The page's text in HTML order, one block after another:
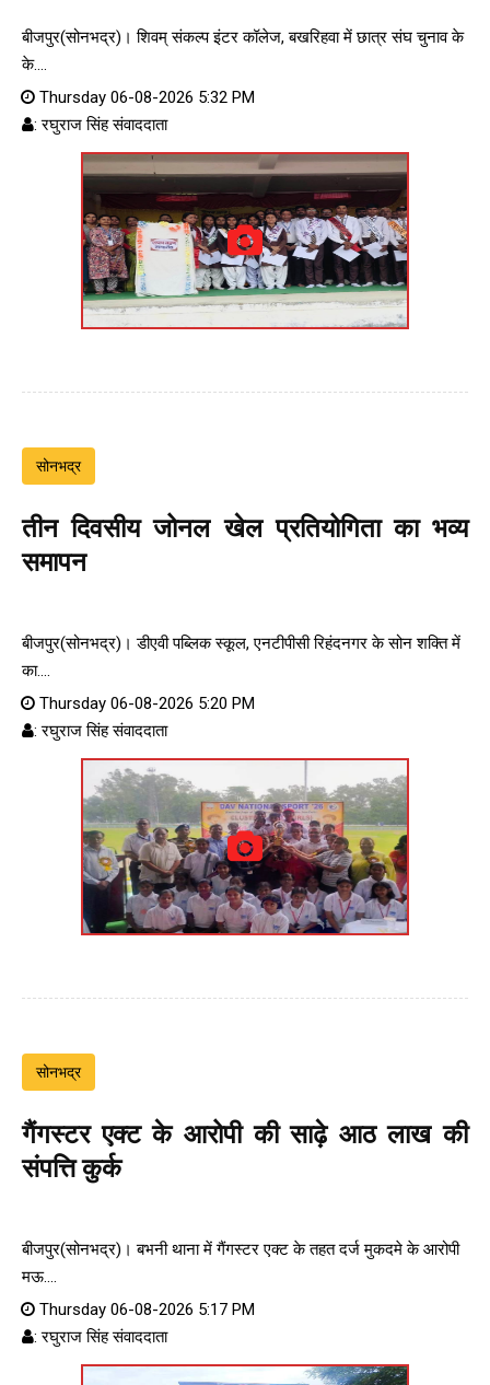
बीजपुर(सोनभद्र)। शिवम् संकल्प इंटर कॉलेज, बखरिहवा में छात्र संघ चुनाव के
के....
Thursday 06-08-2026 5:32 PM
: रघुराज सिंह संवाददाता
सोनभद्र
तीन दिवसीय जोनल खेल प्रतियोगिता का भव्य
समापन
बीजपुर(सोनभद्र)। डीएवी पब्लिक स्कूल, एनटीपीसी रिहंदनगर के सोन शक्ति में
का....
Thursday 06-08-2026 5:20 PM
: रघुराज सिंह संवाददाता
सोनभद्र
गैंगस्टर एक्ट के आरोपी की साढ़े आठ लाख की
संपत्ति कुर्क
बीजपुर(सोनभद्र)। बभनी थाना में गैंगस्टर एक्ट के तहत दर्ज मुकदमे के आरोपी
मऊ....
Thursday 06-08-2026 5:17 PM
: रघुराज सिंह संवाददाता